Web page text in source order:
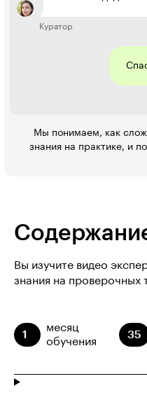
Куратор
Мы понимаем, как
знания на практике, и
Вы изучите видео
знания на проверочных
1
месяц
обучения
35